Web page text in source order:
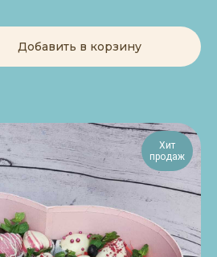
Добавить в корзину
Хит
продаж